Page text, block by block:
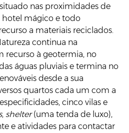
nas proximidades de
hotel mágico e todo
a materiais reciclados.
continua na
recurso à geotermia, no
águas pluviais e termina no
desde a sua
quartos cada um com a
cinco vilas e
, shelter(uma tenda de luxo),
e atividades para contactar